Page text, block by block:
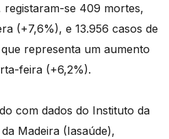
registaram-se 409 mortes,
(+7,6%), e 13.956 casos de
representa um aumento
feira (+6,2%).
com dados do Instituto da
Madeira (Iasaúde),